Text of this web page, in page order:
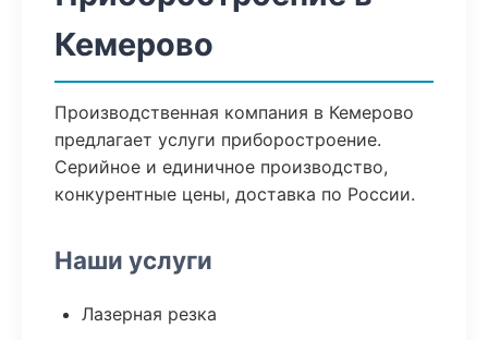
Кемерово
Производственная компания в Кемерово
предлагает услуги приборостроение.
Серийное и единичное производство,
конкурентные цены, доставка по России.
Наши услуги
Лазерная резка